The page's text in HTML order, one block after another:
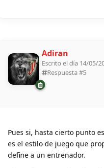
Adiran
Escrito el día 14/05/
Respuesta #5
Pues si, hasta cierto punto
es el estilo de juego que
define a un entrenador.